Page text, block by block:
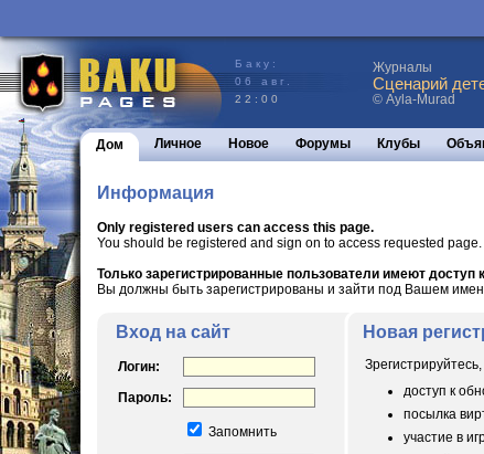
Баку:
06 авг.
22:00
Журналы
Сценарий
© Ayla-Murad
Дом Личное Новое Форумы Клубы
Информация
Only registered users can access this page.
You should be registered and sign on to access requested page.
Только зарегистрированные пользователи имеют доступ
Вы должны быть зарегистрированы и зайти под Вашем
Вход на сайт
Логин:
Пароль:
Запомнить
Новая
доступ к
посылка
участие в